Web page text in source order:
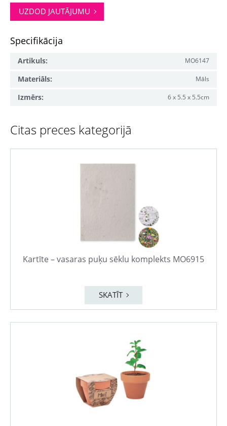
UZDOD JAUTĀJUMU
Specifikācija
Artikuls: MO6147
Materiāls: Māls
Izmērs: 6 x 5.5 x 5.5cm
Citas preces kategorijā
Kartīte – vasaras puķu sēklu komplekts MO6915
SKATĪT